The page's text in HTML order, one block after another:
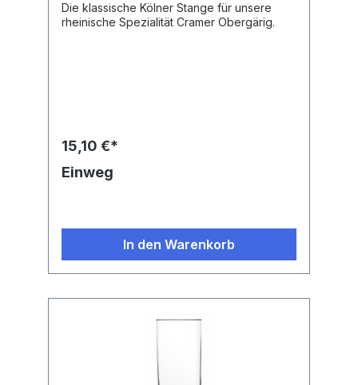
Die klassische Kölner Stange für unsere
rheinische Spezialität Cramer Obergärig.
15,10 €*
Einweg
In den Warenkorb